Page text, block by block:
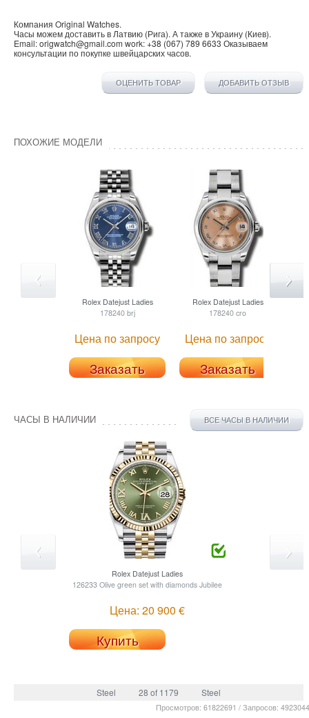
Компания Original Watches.
Часы можем доставить в Латвию (Рига). А также вУкраину (Киев).
Email:origwatch@gmail.com work:+38 (067) 789 6633 Оказываем
консультации по покупке швейцарских часов.
ОЦЕНИТЬ ТОВАР ДОБАВИТЬ ОТЗЫВ
ПОХОЖИЕ МОДЕЛИ
RolexDatejust Ladies
178240 brj
Цена по запросу
Заказать
RolexDatejust Ladies
178240 cro
Цена по запросу
Заказать
ЧАСЫ В НАЛИЧИИ ВСЕ ЧАСЫ В НАЛИЧИИ
Rolex Datejust Ladies
126233 Olive green set with diamonds Jubilee
Цена: 20 900 €
Купить
Steel 28 of 1179 Steel
Просмотров: 61822691 / Запросов: